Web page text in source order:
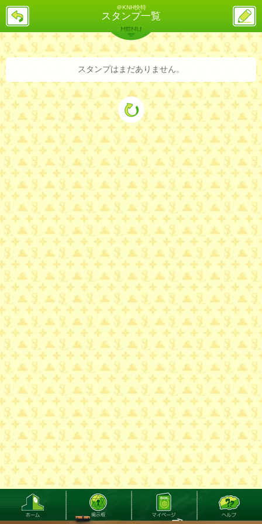
＠KNH快特
スタンプ一覧
戻
ス
投
稿
バックナンバー 詳細検索 ランキング
MENU
スタンプはまだありません。